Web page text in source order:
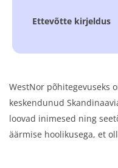
Ettevõtte kirjeldus
WestNor põhitegevuseks
keskendunud
loovad inimesed ning
äärmise hoolikusega, et